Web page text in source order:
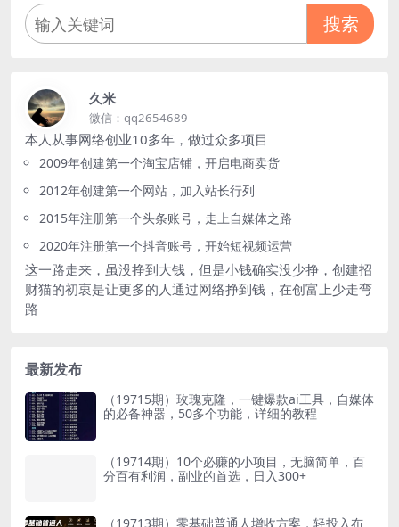
搜索
久米
微信：qq2654689
本人从事网络创业10多年，做过众多项目
2009年创建第一个淘宝店铺，开启电商卖货
2012年创建第一个网站，加入站长行列
2015年注册第一个头条账号，走上自媒体之路
2020年注册第一个抖音账号，开始短视频运营
这一路走来，虽没挣到大钱，但是小钱确实没少挣，创建招
财猫的初衷是让更多的人通过网络挣到钱，在创富上少走弯
路
最新发布
（19715期）玫瑰克隆，一键爆款ai工具，自媒体
的必备神器，50多个功能，详细的教程
（19714期）10个必赚的小项目，无脑简单，百
分百有利润，副业的首选，日入300+
（19713期）零基础普通人增收方案，轻投入布